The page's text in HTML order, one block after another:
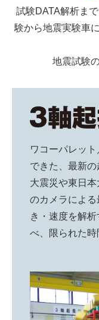
試験DATA解析ま
験から地震実験車
地震試験
ワコーパレッ
できた、最新
大震災や東日
のカメラによ
き・速度を解
べ、限られた時